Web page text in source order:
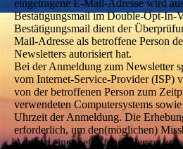
eingetragene E-Mail-Adresse wird
Bestätigungsmail im Double-Opt-In-
Bestätigungsmail dient der
Mail-Adresse als betroffene Person
Newsletters autorisiert hat.
Bei der Anmeldung zum Newsletter
vom Internet-Service-Provider (ISP)
von der betroffenen Person zum
verwendeten Computersystems
Uhrzeit der Anmeldung. Die
erforderlich, um den(möglichen)
Adresse einer betroffenen Person zu